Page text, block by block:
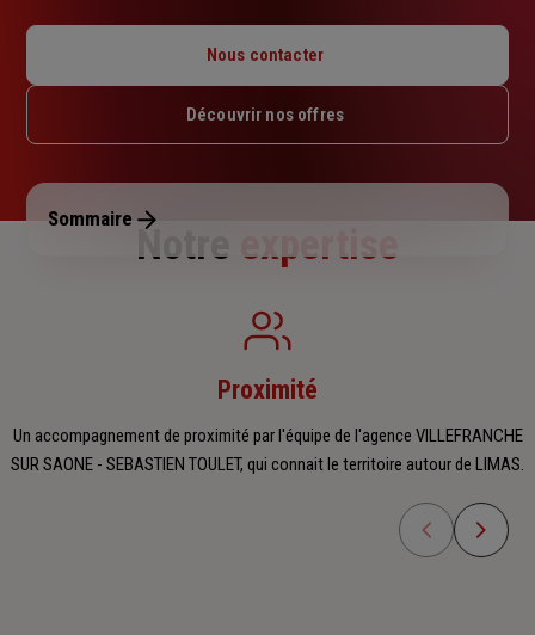
Mardi : 09h – 12h / 14h – 18h
Jeudi : 09h – 12h / 14h – 18h
Dimanche : Fermé
Nous contacter
Découvrir nos offres
Sommaire
Notre expertise
Proximité
Un accompagnement de proximité par l'équipe de l'agence VILLEFRANCHE
SUR SAONE - SEBASTIEN TOULET, qui connait le territoire autour de LIMAS.